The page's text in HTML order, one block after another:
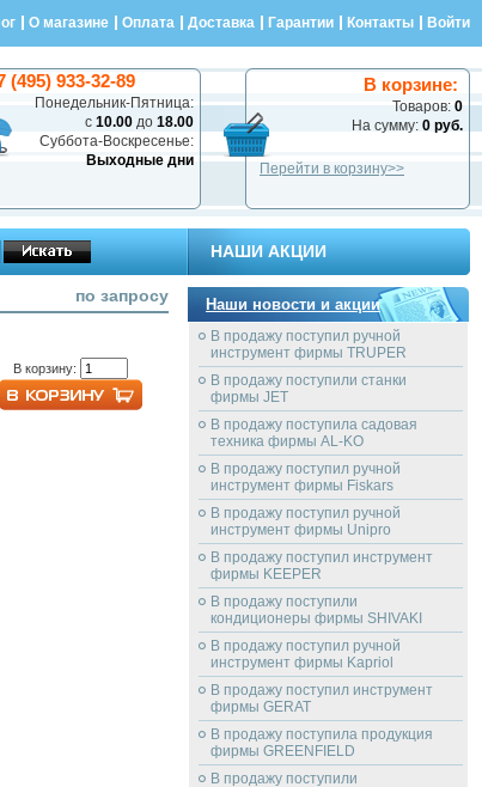
О магазине Оплата Доставка Гарантии Контакты Войти
В корзине:
Товаров: 0
На сумму: 0 руб.
Перейти в корзину>>
(495) 933-32-89
Понедельник-Пятница:
с 10.00 до 18.00
Суббота-Воскресенье:
Выходные дни
НАШИ АКЦИИ
по запросу
В корзину:
Наши новости и акции
В продажу поступил ручной
инструмент фирмы TRUPER
В продажу поступили станки
фирмы JET
В продажу поступила садовая
техника фирмы AL-KO
В продажу поступил ручной
инструмент фирмы Fiskars
В продажу поступил ручной
инструмент фирмы Unipro
В продажу поступил инструмент
фирмы KEEPER
В продажу поступили
кондиционеры фирмы SHIVAKI
В продажу поступил ручной
инструмент фирмы Kapriol
В продажу поступил инструмент
фирмы GERAT
В продажу поступила продукция
фирмы GREENFIELD
В продажу поступили